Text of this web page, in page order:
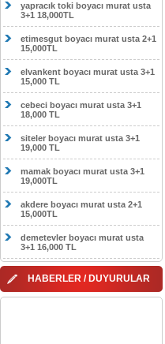
yapracık toki boyacı murat usta
3+1 18,000TL
etimesgut boyacı murat usta 2+1
15,000TL
elvankent boyacı murat usta 3+1
15,000 TL
cebeci boyacı murat usta 3+1
18,000 TL
siteler boyacı murat usta 3+1
19,000 TL
mamak boyacı murat usta 3+1
19,000TL
akdere boyacı murat usta 2+1
15,000TL
demetevler boyacı murat usta
3+1 16,000 TL
HABERLER / DUYURULAR